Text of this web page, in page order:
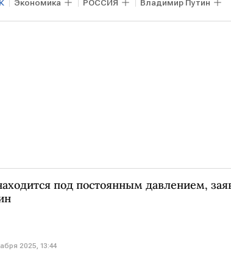
Экономика РОССИЯ Владимир Путин
года с Владимиром Путиным — 2025
под постоянным давлением,
2025, 13:44